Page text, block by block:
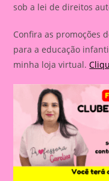
sob a lei de direitos
Confira as promoções
para a educação
minha loja virtual.